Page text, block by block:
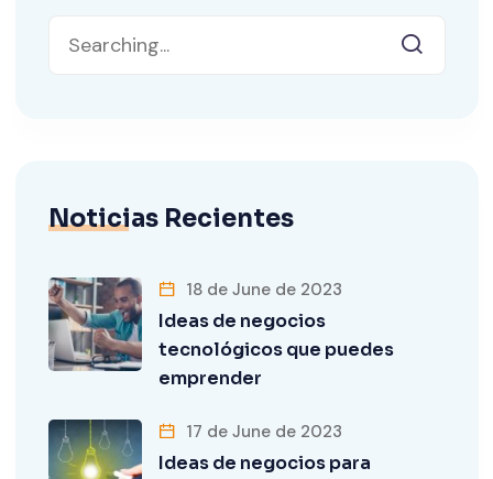
Noticias Recientes
18 de June de 2023
Ideas de negocios
tecnológicos que puedes
emprender
17 de June de 2023
Ideas de negocios para